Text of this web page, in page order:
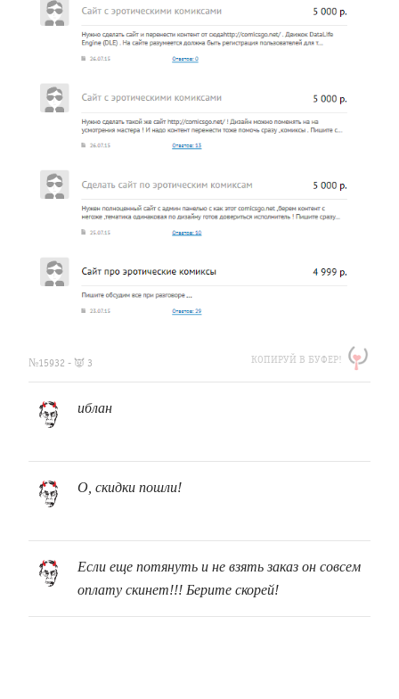
№15932 - 👿 3 КОПИРУЙ В БУФЕР!
иблан
О, скидки пошли!
Если еще потянуть и не взять заказ он совсем
оплату скинет!!! Берите скорей!